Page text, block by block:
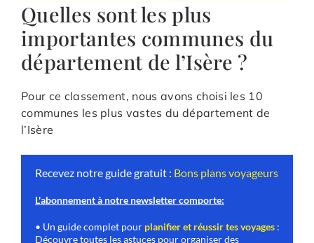
Quelles sont les plus
importantes communes du
département de l’Isère ?
Pour ce classement, nous avons choisi les 10
communes les plus vastes du département de
l’Isère